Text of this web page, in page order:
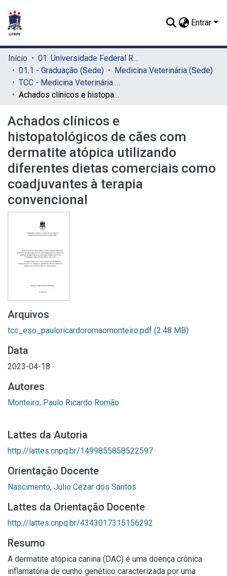
Entrar
Início
01. Universidade Federal Rural de Pernambuco - UFRPE (Sede)
01.1 - Graduação (Sede)
Medicina Veterinária (Sede)
TCC - Medicina Veterinária (Sede)
Achados clínicos e histopatológicos de cães com dermatite atópica utilizando diferentes dietas comerciais como coadjuvantes à terapia convencional
Achados clínicos e
histopatológicos de cães com
dermatite atópica utilizando
diferentes dietas comerciais como
coadjuvantes à terapia
convencional
Arquivos
tcc_eso_pauloricardoromaomonteiro.pdf (2.48 MB)
Data
2023-04-18
Autores
Monteiro, Paulo Ricardo Romão
Lattes da Autoria
http://lattes.cnpq.br/1499855858522597
Orientação Docente
Nascimento, Júlio Cézar dos Santos
Lattes da Orientação Docente
http://lattes.cnpq.br/4343017315156292
Resumo
A dermatite atópica canina (DAC) é uma doença crônica
inflamatória de cunho genético caracterizada por uma